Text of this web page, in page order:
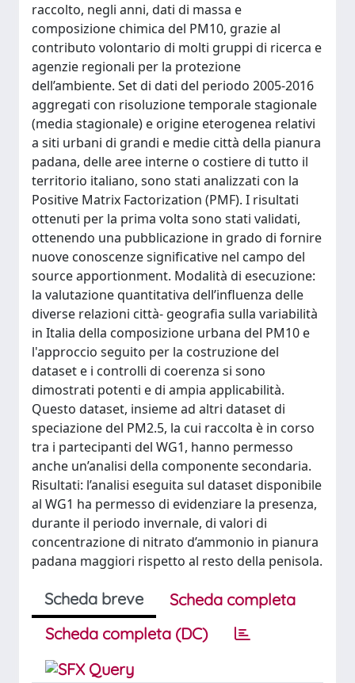
raccolto, negli anni, dati di massa e
composizione chimica del PM10, grazie al
contributo volontario di molti gruppi di ricerca e
agenzie regionali per la protezione
dell’ambiente. Set di dati del periodo 2005-2016
aggregati con risoluzione temporale stagionale
(media stagionale) e origine eterogenea relativi
a siti urbani di grandi e medie città della pianura
padana, delle aree interne o costiere di tutto il
territorio italiano, sono stati analizzati con la
Positive Matrix Factorization (PMF). I risultati
ottenuti per la prima volta sono stati validati,
ottenendo una pubblicazione in grado di fornire
nuove conoscenze significative nel campo del
source apportionment. Modalità di esecuzione:
la valutazione quantitativa dell’influenza delle
diverse relazioni città- geografia sulla variabilità
in Italia della composizione urbana del PM10 e
l'approccio seguito per la costruzione del
dataset e i controlli di coerenza si sono
dimostrati potenti e di ampia applicabilità.
Questo dataset, insieme ad altri dataset di
speciazione del PM2.5, la cui raccolta è in corso
tra i partecipanti del WG1, hanno permesso
anche un’analisi della componente secondaria.
Risultati: l’analisi eseguita sul dataset disponibile
al WG1 ha permesso di evidenziare la presenza,
durante il periodo invernale, di valori di
concentrazione di nitrato d’ammonio in pianura
padana maggiori rispetto al resto della penisola.
Scheda breve
Scheda completa
Scheda completa (DC)